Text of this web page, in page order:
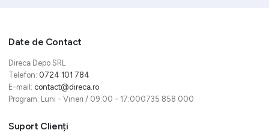
Date de Contact
Direca Depo SRL
Telefon: 0724 101 784
E-mail: contact@direca.ro
Program: Luni - Vineri / 09:00 - 17:000735 858 000
Suport Clienți